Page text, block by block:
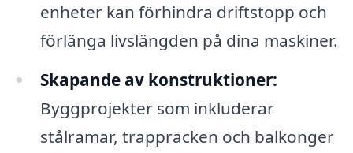
enheter kan förhindra driftstopp och
förlänga livslängden på dina maskiner.
Skapande av konstruktioner:
Byggprojekter som inkluderar
stålramar, trappräcken och balkonger